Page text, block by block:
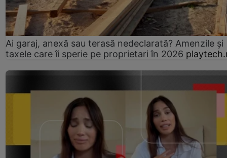
Ai garaj, anexă sau terasă nedeclarată? Amenzile și
taxele care îi sperie pe proprietari în 2026